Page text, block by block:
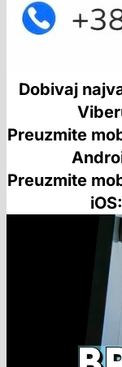
Dobivaj
Preuzmite
Preuzmite
iOS: